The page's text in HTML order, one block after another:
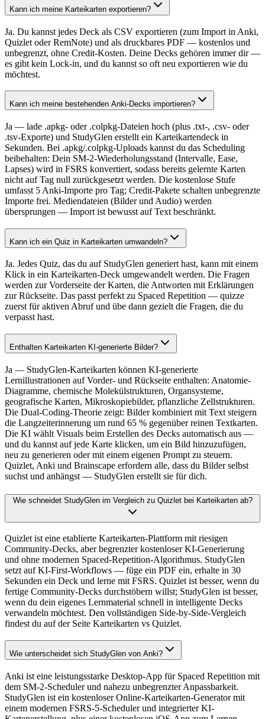
Kann ich meine Karteikarten exportieren?
Ja. Du kannst jedes Deck als CSV exportieren (zum Import in Anki,
Quizlet oder RemNote) und als druckbares PDF — kostenlos und
unbegrenzt, ohne Credit-Kosten. Deine Decks gehören immer dir —
es gibt kein Lock-in, und du kannst so oft neu exportieren wie du
möchtest.
Kann ich meine bestehenden Anki-Decks importieren?
Ja — lade .apkg- oder .colpkg-Dateien hoch (plus .txt-, .csv- oder
.tsv-Exporte) und StudyGlen erstellt ein Karteikartendeck in
Sekunden. Bei .apkg/.colpkg-Uploads kannst du das Scheduling
beibehalten: Dein SM-2-Wiederholungsstand (Intervalle, Ease,
Lapses) wird in FSRS konvertiert, sodass bereits gelernte Karten
nicht auf Tag null zurückgesetzt werden. Die kostenlose Stufe
umfasst 5 Anki-Importe pro Tag; Credit-Pakete schalten unbegrenzte
Importe frei. Mediendateien (Bilder und Audio) werden
übersprungen — Import ist bewusst auf Text beschränkt.
Kann ich ein Quiz in Karteikarten umwandeln?
Ja. Jedes Quiz, das du auf StudyGlen generiert hast, kann mit einem
Klick in ein Karteikarten-Deck umgewandelt werden. Die Fragen
werden zur Vorderseite der Karten, die Antworten mit Erklärungen
zur Rückseite. Das passt perfekt zu Spaced Repetition — quizze
zuerst für aktiven Abruf und übe dann gezielt die Fragen, die du
verpasst hast.
Enthalten Karteikarten KI-generierte Bilder?
Ja — StudyGlen-Karteikarten können KI-generierte
Lernillustrationen auf Vorder- und Rückseite enthalten: Anatomie-
Diagramme, chemische Molekülstrukturen, Organsysteme,
geografische Karten, Mikroskopiebilder, pflanzliche Zellstrukturen.
Die Dual-Coding-Theorie zeigt: Bilder kombiniert mit Text steigern
die Langzeiterinnerung um rund 65 % gegenüber reinen Textkarten.
Die KI wählt Visuals beim Erstellen des Decks automatisch aus —
und du kannst auf jede Karte klicken, um ein Bild hinzuzufügen,
neu zu generieren oder mit einem eigenen Prompt zu steuern.
Quizlet, Anki und Brainscape erfordern alle, dass du Bilder selbst
suchst und anhängst — StudyGlen erstellt sie für dich.
Wie schneidet StudyGlen im Vergleich zu Quizlet bei Karteikarten ab?
Quizlet ist eine etablierte Karteikarten-Plattform mit riesigen
Community-Decks, aber begrenzter kostenloser KI-Generierung
und ohne modernen Spaced-Repetition-Algorithmus. StudyGlen
setzt auf KI-First-Workflows — füge ein PDF ein, erhalte in 30
Sekunden ein Deck und lerne mit FSRS. Quizlet ist besser, wenn du
fertige Community-Decks durchstöbern willst; StudyGlen ist besser,
wenn du dein eigenes Lernmaterial schnell in intelligente Decks
verwandeln möchtest. Den vollständigen Side-by-Side-Vergleich
findest du auf der Seite Karteikarten vs Quizlet.
Wie unterscheidet sich StudyGlen von Anki?
Anki ist eine leistungsstarke Desktop-App für Spaced Repetition mit
dem SM-2-Scheduler und nahezu unbegrenzter Anpassbarkeit.
StudyGlen ist ein kostenloser Online-Karteikarten-Generator mit
einem modernen FSRS-5-Scheduler und integrierter KI-